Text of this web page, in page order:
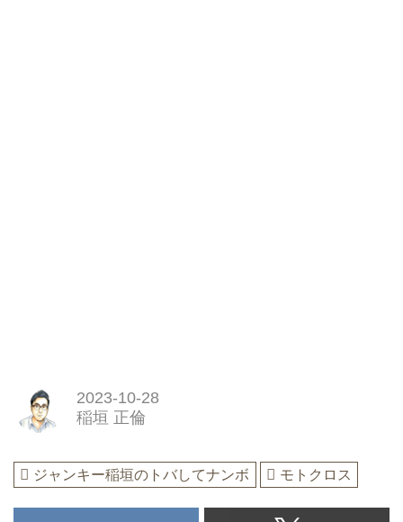
2023-10-28
稲垣 正倫
ジャンキー稲垣のトバしてナンボ モトクロス